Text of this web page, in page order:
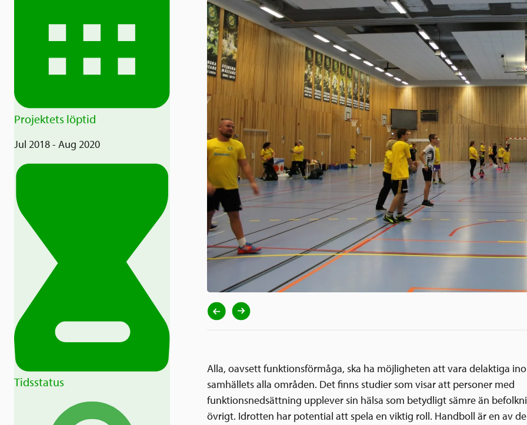
Projektets löptid
Jul 2018 - Aug 2020
Tidsstatus
Alla, oavsett funktionsförmåga, ska ha möjligheten att vara delaktiga
samhällets alla områden. Det finns studier som visar att personer med
funktionsnedsättning upplever sin hälsa som betydligt sämre än
övrigt. Idrotten har potential att spela en viktig roll. Handboll är en av